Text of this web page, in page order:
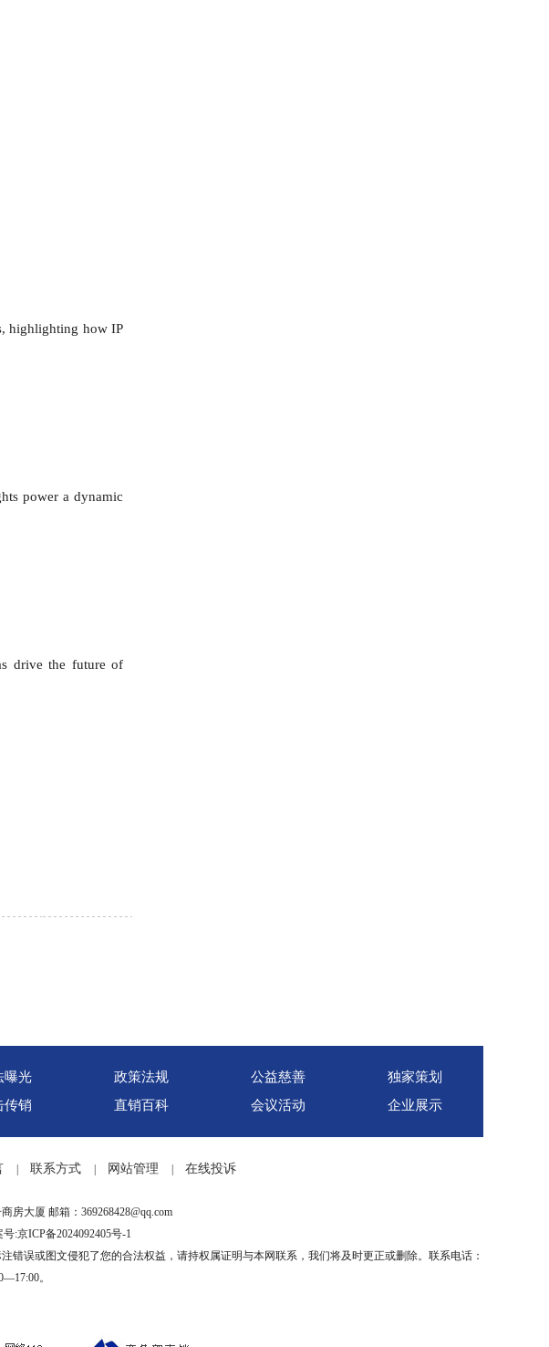
highlighting how IP
power a dynamic
drive the future of
曝光 政策法规 公益慈善
独家策划
传销 直销百科 会议活动 企业展示
联系方式 网站管理 在线投诉
房大厦 邮箱：369268428@qq.com
号:京ICP备2024092405号-1
误或图文侵犯了您的合法权益，请持权属证明与本网联系，我们将及时更正或删除。联系电话：
。